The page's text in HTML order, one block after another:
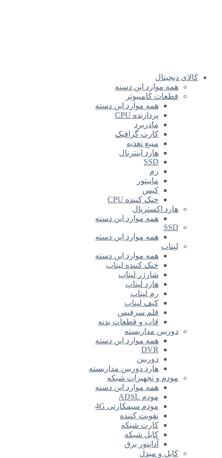
کالای دیجیتال
همه موارد این دسته
قطعات کامپیوتر
همه موارد این دسته
پردازنده CPU
مادربرد
کارت گرافیک
منبع تغذیه
هارد اینترنال
SSD
رم
مانیتور
کیس
خنک کننده CPU
هارد اکسترنال
همه موارد این دسته
SSD
همه موارد این دسته
لپتاپ
همه موارد این دسته
خنک کننده لپتاپ
شارژر لپتاپ
هارد لپتاپ
رم لپتاپ
کیف لپتاپ
قلم سرفیس
قاب و قطعات بدنه
دوربین مداربسته
همه موارد این دسته
DVR
دوربین
هارد دوربین مداربسته
مودم و تجهیزات شبکه
همه موارد این دسته
مودم ADSL
مودم سیمکارتی 4G
تقویت کننده
کارت شبکه
کابل شبکه
آداپتور برق
کابل و مبدل